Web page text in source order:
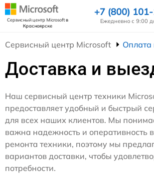
Сервисный центр Microsoftв
Красноярске
+7 (800)
Ежедневно с 9:00
Сервисный центр Microsoft Оплата
Доставка и
Наш сервисный центр техники
предоставляет удобный и быстрый
для всех наших клиентов. Мы
важна надежность и оперативность
ремонта техники, поэтому мы
вариантов доставки, чтобы
потребности.